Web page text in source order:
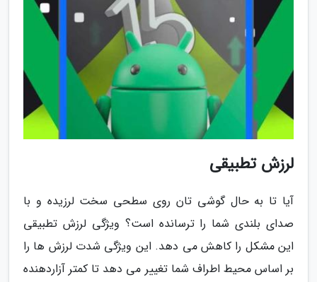
لرزش تطبیقی
آیا تا به حال گوشی تان روی سطحی سخت لرزیده و با
صدای بلندی شما را ترسانده است؟ ویژگی لرزش تطبیقی
این مشکل را کاهش می دهد. این ویژگی شدت لرزش ها را
بر اساس محیط اطراف شما تغییر می دهد تا کمتر آزاردهنده